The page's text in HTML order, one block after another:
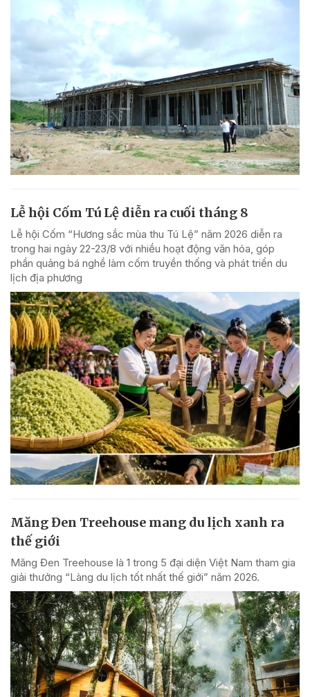
Lễ hội Cốm Tú Lệ diễn ra cuối tháng 8
Lễ hội Cốm “Hương sắc mùa thu Tú Lệ” năm 2026 diễn ra
trong hai ngày 22-23/8 với nhiều hoạt động văn hóa, góp
phần quảng bá nghề làm cốm truyền thống và phát triển du
lịch địa phương
Măng Đen Treehouse mang du lịch xanh ra
thế giới
Măng Đen Treehouse là 1 trong 5 đại diện Việt Nam tham gia
giải thưởng “Làng du lịch tốt nhất thế giới” năm 2026.